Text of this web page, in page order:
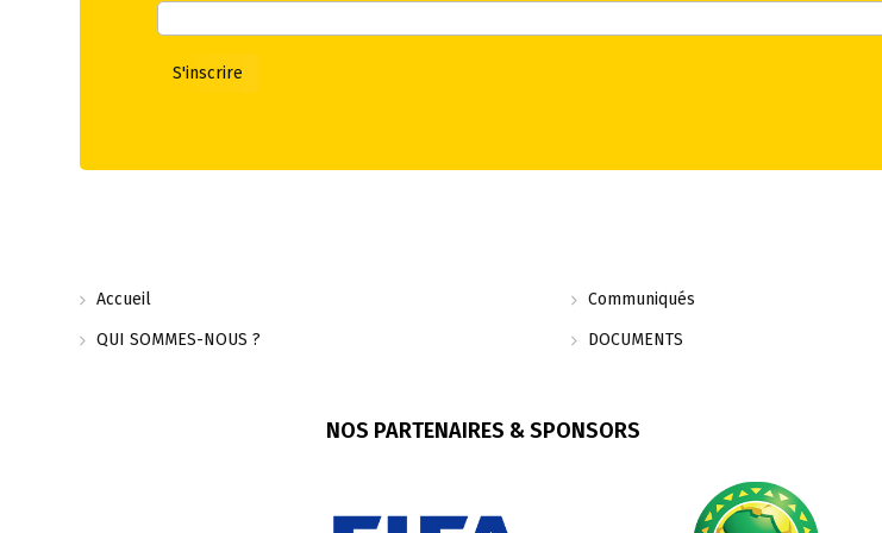
Accueil
QUI SOMMES-NOUS ?
Communiqués
DOCUMENTS
NOS PARTENAIRES & SPONSORS